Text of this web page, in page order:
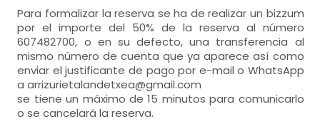
En zonas comunes:
- Jardín, Zona de merendero
Amenities,
papel wc,
lavabo,
ducha,
secador de pelo,
toallas,
Amenities,
papel wc,
- menaje de cocina, cafetera, tostadora,
- lavadora, secadora,
habitación doble
Para formalizar la reserva se ha de realizar un bizzum
por el importe del 50% de la reserva al número
607482700, o en su defecto, una transferencia al
mismo número de cuenta que ya aparece así como
enviar el justificante de pago por e-mail o WhatsApp
a arrizurietalandetxea@gmail.com
se tiene un máximo de 15 minutos para comunicarlo
o se cancelará la reserva.